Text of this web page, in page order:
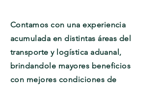
Contamos con una experiencia
acumulada en distintas áreas del
transporte y logística aduanal,
brindandole mayores beneficios
con mejores condiciones de